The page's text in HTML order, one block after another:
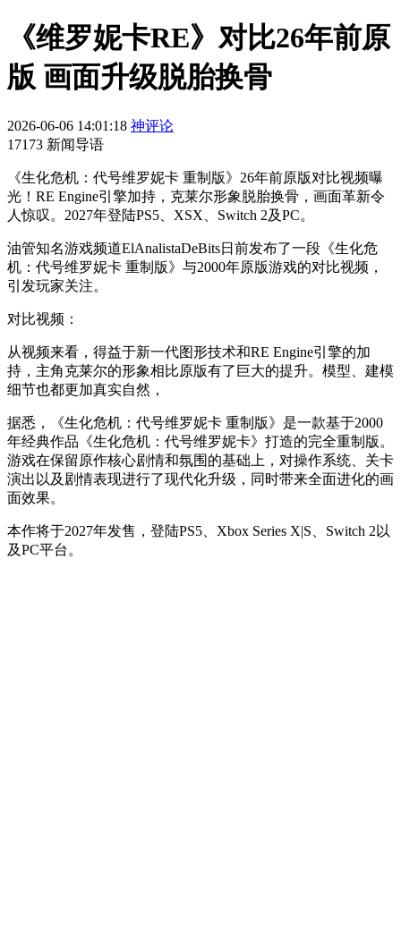
《维罗妮卡RE》对比26年前原
版 画面升级脱胎换骨
2026-06-06 14:01:18 神评论
17173 新闻导语
《生化危机：代号维罗妮卡 重制版》26年前原版对比视频曝
光！RE Engine引擎加持，克莱尔形象脱胎换骨，画面革新令
人惊叹。2027年登陆PS5、XSX、Switch 2及PC。
油管知名游戏频道ElAnalistaDeBits日前发布了一段《生化危
机：代号维罗妮卡 重制版》与2000年原版游戏的对比视频，
引发玩家关注。
对比视频：
从视频来看，得益于新一代图形技术和RE Engine引擎的加
持，主角克莱尔的形象相比原版有了巨大的提升。模型、建模
细节也都更加真实自然，
据悉，《生化危机：代号维罗妮卡 重制版》是一款基于2000
年经典作品《生化危机：代号维罗妮卡》打造的完全重制版。
游戏在保留原作核心剧情和氛围的基础上，对操作系统、关卡
演出以及剧情表现进行了现代化升级，同时带来全面进化的画
面效果。
本作将于2027年发售，登陆PS5、Xbox Series X|S、Switch 2以
及PC平台。